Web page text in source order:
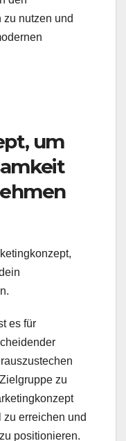
nutzen und
um
es für
zu
erreichen und
positionieren.